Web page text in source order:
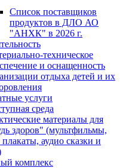
Список поставщиков
продуктов в ДЛО АО
"АНХК" в 2026 г.
техническое
и оснащенность
отдыха детей и их
услуги
среда
материалы для
здоров" (мультфильмы,
аудио сказки и
комплекс